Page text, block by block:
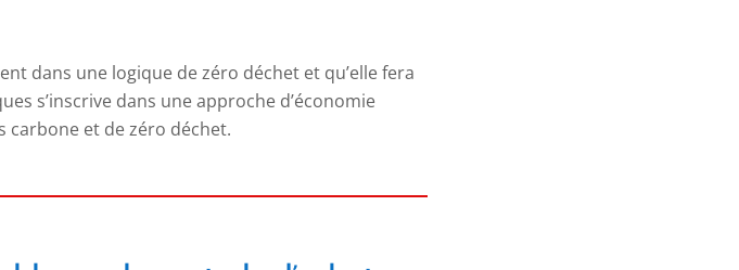
dans une logique de zéro déchet et qu’elle fera
s’inscrive dans une approche d’économie
et de zéro déchet.